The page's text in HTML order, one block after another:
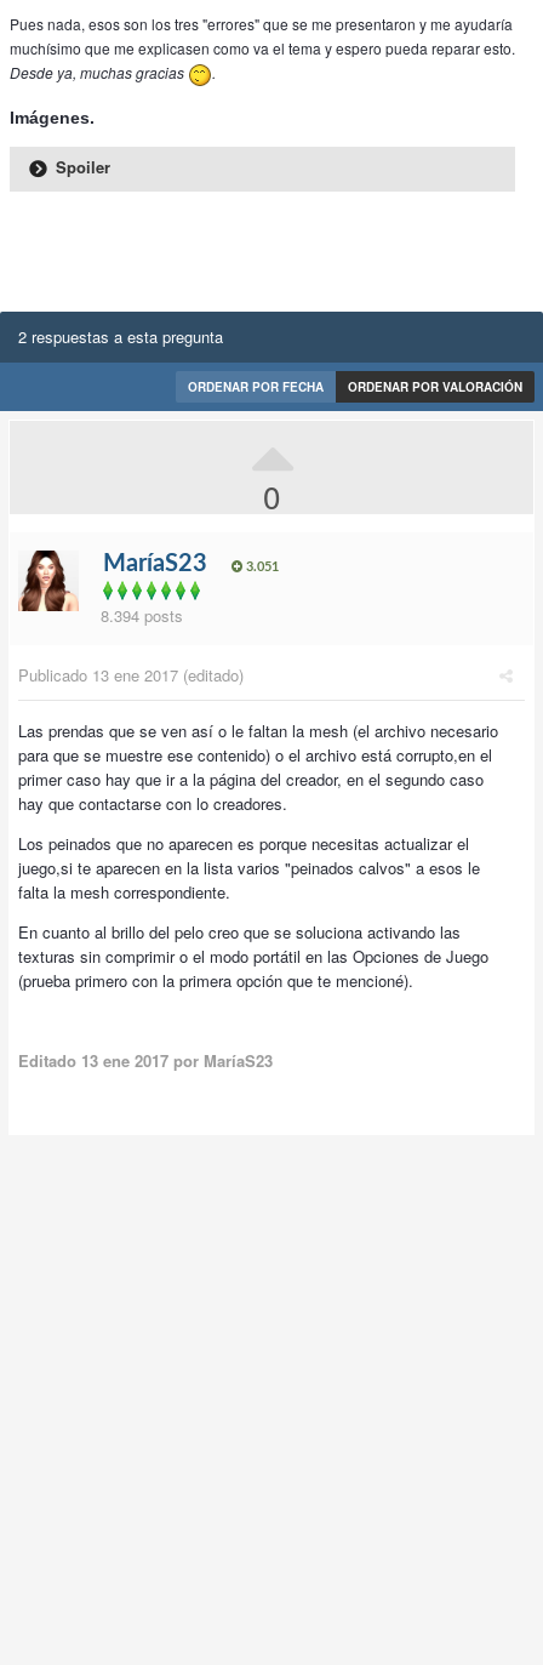
Pues nada, esos son los tres "errores" que se me presentaron y me ayudaría
muchísimo que me explicasen como va el tema y espero pueda reparar esto.
Desde ya, muchas gracias
.
Imágenes.
Spoiler
2 respuestas a esta pregunta
ORDENAR POR VALORACIÓN
ORDENAR POR FECHA
0
MaríaS23 3.051
8.394 posts
Publicado 13 ene 2017 (editado)
Las prendas que se ven así o le faltan la mesh (el archivo necesario
para que se muestre ese contenido) o el archivo está corrupto,en el
primer caso hay que ir a la página del creador, en el segundo caso
hay que contactarse con lo creadores.
Los peinados que no aparecen es porque necesitas actualizar el
juego,si te aparecen en la lista varios "peinados calvos" a esos le
falta la mesh correspondiente.
En cuanto al brillo del pelo creo que se soluciona activando las
texturas sin comprimir o el modo portátil en las Opciones de Juego
(prueba primero con la primera opción que te mencioné).
Editado 13 ene 2017 por MaríaS23